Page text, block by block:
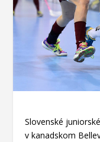
Slovenské
v kanadskom